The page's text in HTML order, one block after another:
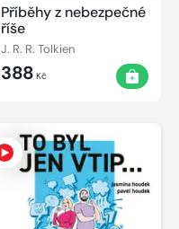
Příběhy z nebezpečné
říše
J. R. R. Tolkien
388 Kč